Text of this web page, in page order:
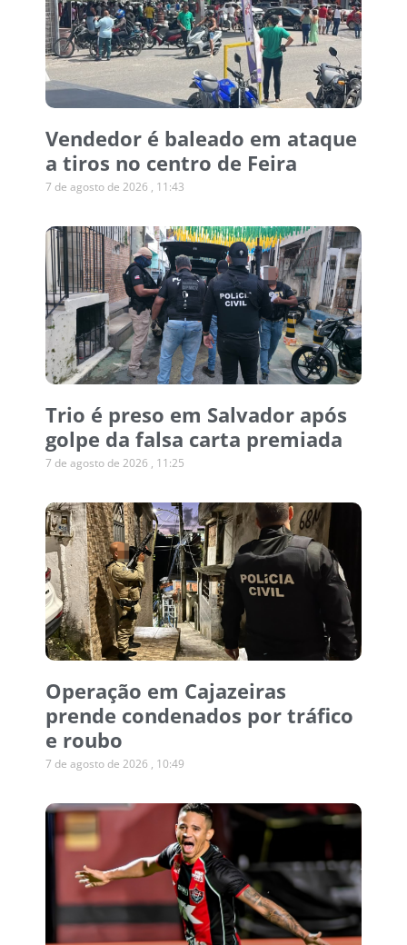
Vendedor é baleado em ataque
a tiros no centro de Feira
7 de agosto de 2026 11:43
Trio é preso em Salvador após
golpe da falsa carta premiada
7 de agosto de 2026 11:25
Operação em Cajazeiras
prende condenados por tráfico
e roubo
7 de agosto de 2026 10:49